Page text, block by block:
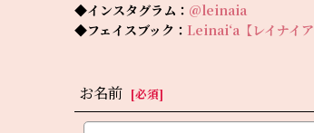
◆インスタグラム： @leinaia
◆フェイスブック： Leinai‘a【レイナイ
お名前 [必須]